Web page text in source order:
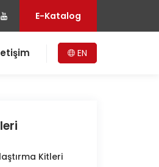
E-Katalog
EN
Kitleri